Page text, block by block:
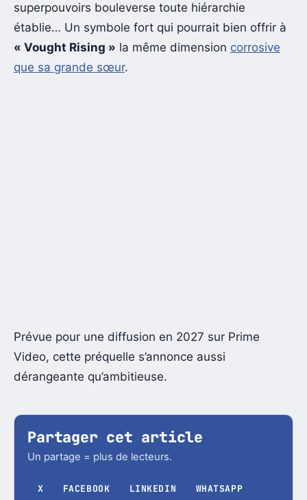
superpouvoirs bouleverse toute hiérarchie
établie… Un symbole fort qui pourrait bien offrir à
« Vought Rising » la même dimension corrosive
que sa grande sœur.
Prévue pour une diffusion en 2027 sur Prime
Video, cette préquelle s’annonce aussi
dérangeante qu’ambitieuse.
Partager cet article
Un partage = plus de lecteurs.
X FACEBOOK LINKEDIN WHATSAPP